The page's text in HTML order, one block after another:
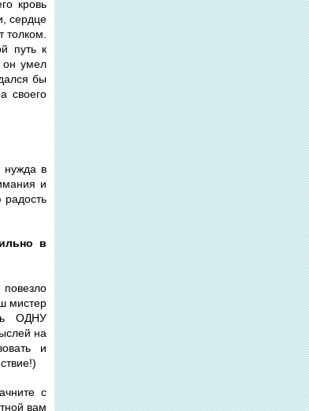
кровь
сердце
путь к
он умел
бы
своего
нужда в
и
в
мистер
ОДНУ
на
и
с
вам